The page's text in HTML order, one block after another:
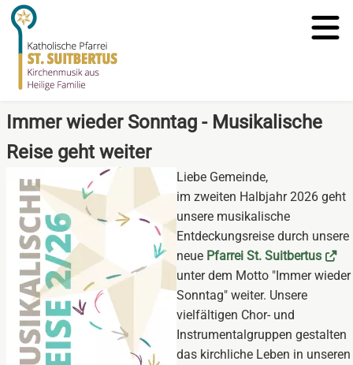
Immer wieder Sonntag - Musikalische
Reise geht weiter
Liebe Gemeinde,
im zweiten Halbjahr 2026 geht
unsere musikalische
Entdeckungsreise durch unsere
neue Pfarrei St. Suitbertus
unter dem Motto "Immer wieder
Sonntag" weiter. Unsere
vielfältigen Chor- und
Instrumentalgruppen gestalten
das kirchliche Leben in unseren